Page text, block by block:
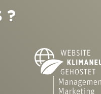
?